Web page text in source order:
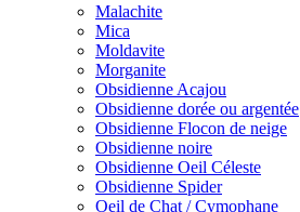
Malachite
Mica
Moldavite
Morganite
Obsidienne Acajou
Obsidienne dorée ou argentée
Obsidienne Flocon de neige
Obsidienne noire
Obsidienne Oeil Céleste
Obsidienne Spider
Oeil de Chat / Cymophane